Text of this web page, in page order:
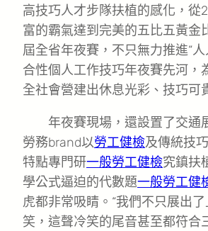
高技巧人才步隊扶植的感化，從
富的霸氣達到完美的五比五黃金
屆全省年夜賽，不只無力推進“
合性個人工作技巧年夜賽先河，
全社會營建出休息光彩、技巧可
年夜賽現場，還設置了交通
勞務brand以勞工健檢及傳統技
特點專門研一般勞工健檢究鎮扶
學公式逼迫的代數題一般勞工健
虎都非常吸睛。“我們不只展出
笑，這聲冷笑的尾音甚至都符